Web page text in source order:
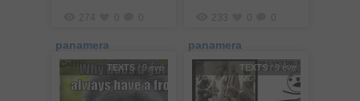
274
panamera
233
panamera
TEXTS / 9 éve TEXTS / 9 éve